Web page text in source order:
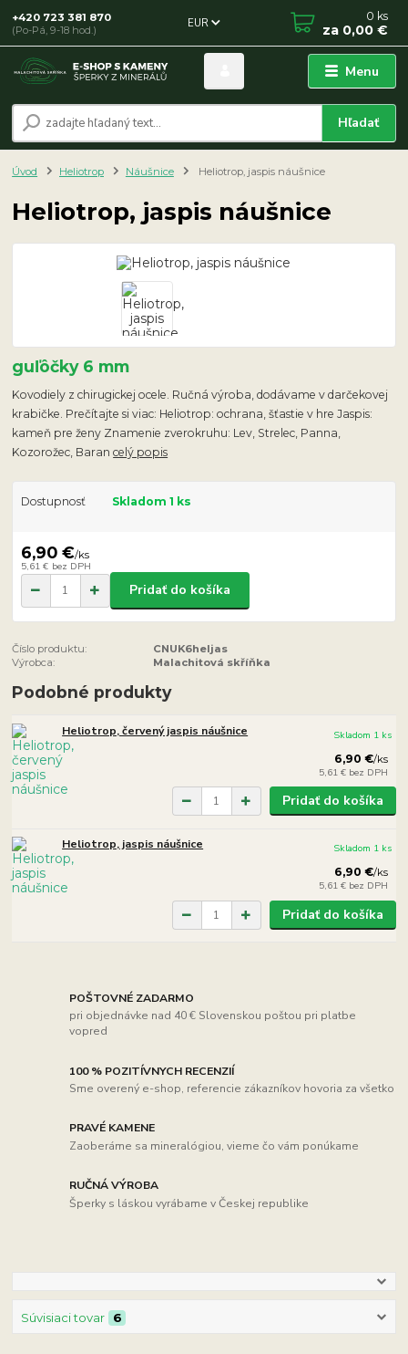
Menu
EUR
Hľadať
+420 723 381 870
(Po-Pá, 9-18 hod.)
0 ks
za 0,00 €
Úvod Heliotrop Náušnice Heliotrop, jaspis náušnice
Heliotrop, jaspis náušnice
guľôčky 6 mm
Kovodiely z chirugickej ocele. Ručná výroba, dodávame v darčekovej
krabičke. Prečítajte si viac: Heliotrop: ochrana, šťastie v hre Jaspis:
kameň pre ženy Znamenie zverokruhu: Lev, Strelec, Panna,
Kozorožec, Barancelý popis
Dostupnosť Skladom 1 ks
6,90 €/ks
5,61 € bez DPH
Pridať do košíka
Číslo produktu:
CNUK6heljas
Výrobca:
Malachitová skříňka
Podobné produkty
Heliotrop, červený jaspis náušnice
6,90 €/ks
5,61 € bez DPH
Skladom 1 ks
Pridať do košíka
Heliotrop, jaspis náušnice
6,90 €/ks
5,61 € bez DPH
Skladom 1 ks
Pridať do košíka
POŠTOVNÉ ZADARMO
pri objednávke nad 40 € Slovenskou poštou pri platbe
vopred
100 % POZITÍVNYCH RECENZIÍ
Sme overený e-shop, referencie zákazníkov hovoria za všetko
PRAVÉ KAMENE
Zaoberáme sa mineralógiou, vieme čo vám ponúkame
RUČNÁ VÝROBA
Šperky s láskou vyrábame v Českej republike
Súvisiaci tovar 6